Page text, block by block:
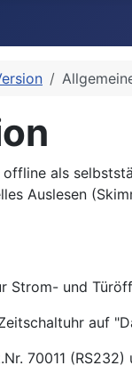
als
Auslesen
Strom- und
auf
70011